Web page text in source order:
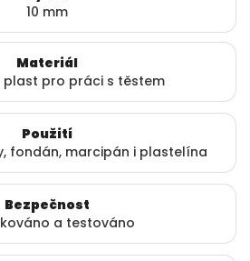
10 mm
Materiál
plast pro práci s těstem
Použití
fondán, marcipán i plastelína
Bezpečnost
a testováno